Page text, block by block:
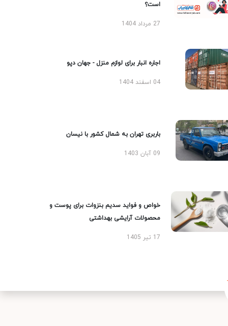
است؟
27 مرداد 1404
اجاره انبار برای لوازم منزل - جهان دپو
04 اسفند 1404
باربری تهران به شمال کشور با نیسان
09 آبان 1403
خواص و فواید سدیم بنزوات برای پوست و
محصولات آرایشی بهداشتی
17 تیر 1405